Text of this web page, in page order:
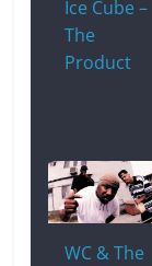
Ice Cube –
The
Product
WC & The